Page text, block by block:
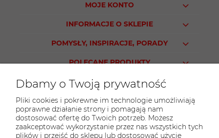
MOJE KONTO
INFORMACJE O SKLEPIE
POMYSŁY, INSPIRACJE, PORADY
POLECANE PRODUKTY
KONTAKT
Sklep PARTY WORLD
Dbamy o Twoją prywatność
Pliki cookies i pokrewne im technologie umożliwiają
poprawne działanie strony i pomagają nam
dostosować ofertę do Twoich potrzeb. Możesz
zaakceptować wykorzystanie przez nas wszystkich tych
plików i przejść do sklepu lub dostosować użycie